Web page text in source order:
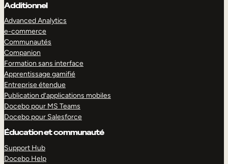
Additionnel
Advanced Analytics
e-commerce
Communautés
Companion
Formation sans interface
Apprentissage gamifié
Entreprise étendue
Publication d’applications mobiles
Docebo pour MS Teams
Docebo pour Salesforce
Éducation et communauté
Support Hub
Docebo Help